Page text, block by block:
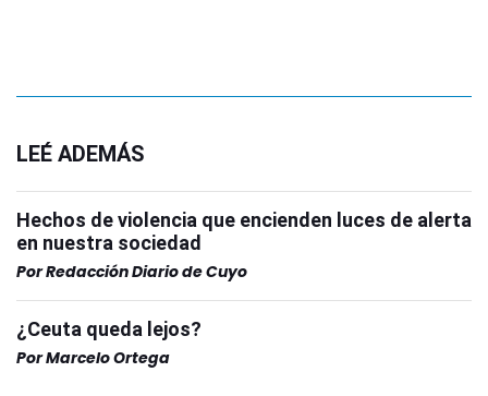
LEÉ ADEMÁS
Hechos de violencia que encienden luces de alerta
en nuestra sociedad
PorRedacción Diario de Cuyo
¿Ceuta queda lejos?
PorMarcelo Ortega